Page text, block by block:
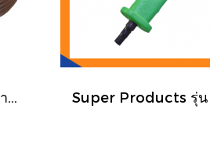
ท่อน้ำหยด Valticino ขนาด 17 มม. ยาว 500 ฟุต/ม้วน